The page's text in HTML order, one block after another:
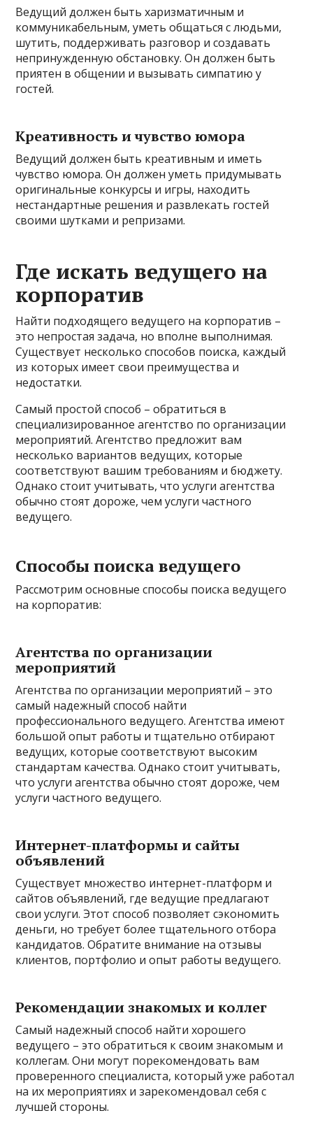
Ведущий должен быть харизматичным и
коммуникабельным, уметь общаться с людьми,
шутить, поддерживать разговор и создавать
непринужденную обстановку. Он должен быть
приятен в общении и вызывать симпатию у
гостей.
Креативность и чувство юмора
Ведущий должен быть креативным и иметь
чувство юмора. Он должен уметь придумывать
оригинальные конкурсы и игры, находить
нестандартные решения и развлекать гостей
своими шутками и репризами.
Где искать ведущего на
корпоратив
Найти подходящего ведущего на корпоратив –
это непростая задача, но вполне выполнимая.
Существует несколько способов поиска, каждый
из которых имеет свои преимущества и
недостатки.
Самый простой способ – обратиться в
специализированное агентство по организации
мероприятий. Агентство предложит вам
несколько вариантов ведущих, которые
соответствуют вашим требованиям и бюджету.
Однако стоит учитывать, что услуги агентства
обычно стоят дороже, чем услуги частного
ведущего.
Способы поиска ведущего
Рассмотрим основные способы поиска ведущего
на корпоратив:
Агентства по организации
мероприятий
Агентства по организации мероприятий – это
самый надежный способ найти
профессионального ведущего. Агентства имеют
большой опыт работы и тщательно отбирают
ведущих, которые соответствуют высоким
стандартам качества. Однако стоит учитывать,
что услуги агентства обычно стоят дороже, чем
услуги частного ведущего.
Интернет-платформы и сайты
объявлений
Существует множество интернет-платформ и
сайтов объявлений, где ведущие предлагают
свои услуги. Этот способ позволяет сэкономить
деньги, но требует более тщательного отбора
кандидатов. Обратите внимание на отзывы
клиентов, портфолио и опыт работы ведущего.
Рекомендации знакомых и коллег
Самый надежный способ найти хорошего
ведущего – это обратиться к своим знакомым и
коллегам. Они могут порекомендовать вам
проверенного специалиста, который уже работал
на их мероприятиях и зарекомендовал себя с
лучшей стороны.